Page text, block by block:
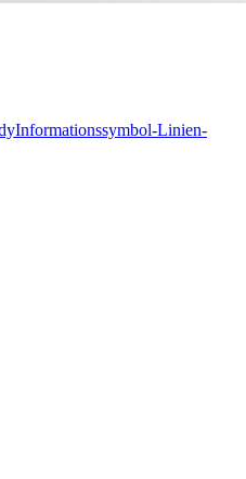
Informationssymbol-Linien-